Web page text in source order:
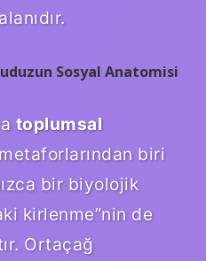
Sosyal Anatomisi
toplumsal
biri
bir biyolojik
kirlenme”nin de
Ortaçağ